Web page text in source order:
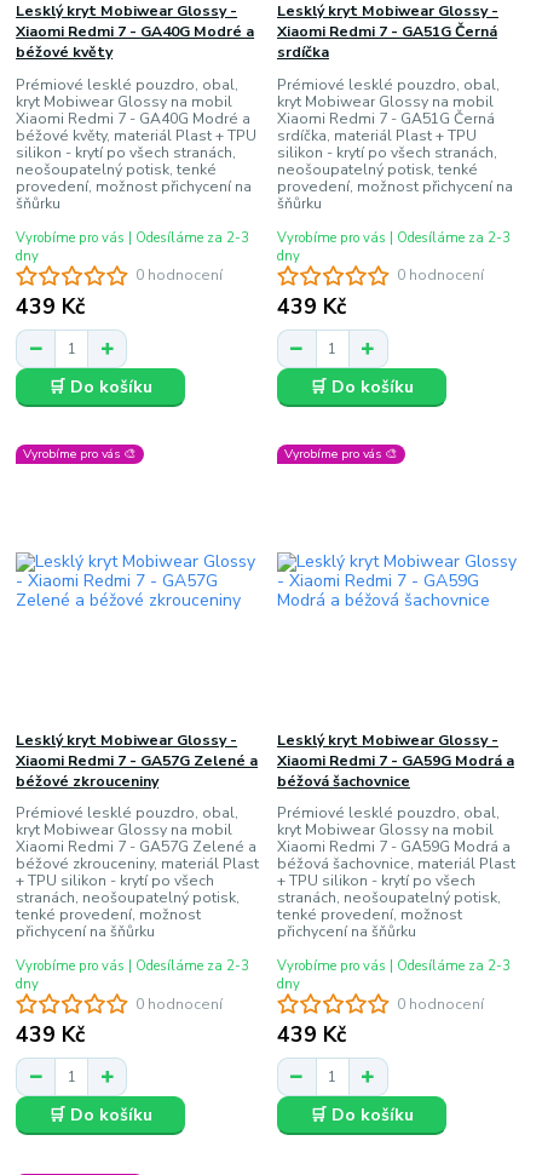
0 hodnocení
Lesklý kryt Mobiwear Glossy -
Xiaomi Redmi 7 - GA40G Modré a
béžové květy
Prémiové lesklé pouzdro, obal,
kryt Mobiwear Glossy na mobil
Xiaomi Redmi 7 - GA40G Modré a
béžové květy, materiál Plast + TPU
silikon - krytí po všech stranách,
neošoupatelný potisk, tenké
provedení, možnost přichycení na
šňůrku
439 Kč
Vyrobíme pro vás | Odesíláme za 2-3
dny
🛒 Do košíku
0 hodnocení
Lesklý kryt Mobiwear Glossy -
Xiaomi Redmi 7 - GA51G Černá
srdíčka
Prémiové lesklé pouzdro, obal,
kryt Mobiwear Glossy na mobil
Xiaomi Redmi 7 - GA51G Černá
srdíčka, materiál Plast + TPU
silikon - krytí po všech stranách,
neošoupatelný potisk, tenké
provedení, možnost přichycení na
šňůrku
439 Kč
Vyrobíme pro vás | Odesíláme za 2-3
dny
🛒 Do košíku
Vyrobíme pro vás 🎨
0 hodnocení
Lesklý kryt Mobiwear Glossy -
Xiaomi Redmi 7 - GA57G Zelené a
béžové zkrouceniny
Prémiové lesklé pouzdro, obal,
kryt Mobiwear Glossy na mobil
Xiaomi Redmi 7 - GA57G Zelené a
béžové zkrouceniny, materiál Plast
+ TPU silikon - krytí po všech
stranách, neošoupatelný potisk,
tenké provedení, možnost
přichycení na šňůrku
439 Kč
Vyrobíme pro vás | Odesíláme za 2-3
dny
🛒 Do košíku
Vyrobíme pro vás 🎨
0 hodnocení
Lesklý kryt Mobiwear Glossy -
Xiaomi Redmi 7 - GA59G Modrá a
béžová šachovnice
Prémiové lesklé pouzdro, obal,
kryt Mobiwear Glossy na mobil
Xiaomi Redmi 7 - GA59G Modrá a
béžová šachovnice, materiál Plast
+ TPU silikon - krytí po všech
stranách, neošoupatelný potisk,
tenké provedení, možnost
přichycení na šňůrku
439 Kč
Vyrobíme pro vás | Odesíláme za 2-3
dny
🛒 Do košíku